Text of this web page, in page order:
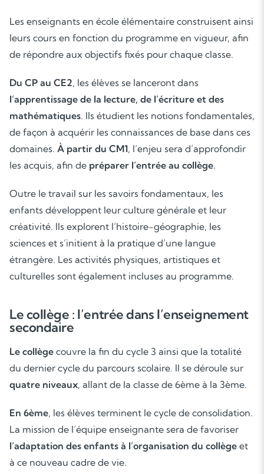
Les enseignants en école élémentaire construisent ainsi
leurs cours en fonction du programme en vigueur, afin
de répondre aux objectifs fixés pour chaque classe.
Du CP au CE2, les élèves se lanceront dans
l’apprentissage de la lecture, de l’écriture et des
mathématiques. Ils étudient les notions fondamentales,
de façon à acquérir les connaissances de base dans ces
domaines. À partir du CM1, l’enjeu sera d’approfondir
les acquis, afin de préparer l’entrée au collège.
Outre le travail sur les savoirs fondamentaux, les
enfants développent leur culture générale et leur
créativité. Ils explorent l’histoire-géographie, les
sciences et s’initient à la pratique d’une langue
étrangère. Les activités physiques, artistiques et
culturelles sont également incluses au programme.
Le collège : l’entrée dans l’enseignement
secondaire
Le collège couvre la fin du cycle 3 ainsi que la totalité
du dernier cycle du parcours scolaire. Il se déroule sur
quatre niveaux, allant de la classe de 6ème à la 3ème.
En 6ème, les élèves terminent le cycle de consolidation.
La mission de l’équipe enseignante sera de favoriser
l’adaptation des enfants à l’organisation du collège et
à ce nouveau cadre de vie.